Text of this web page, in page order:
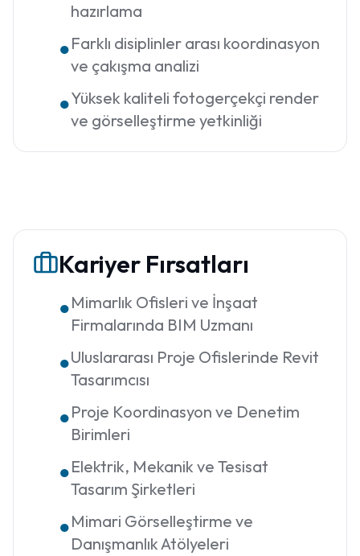
hazırlama
●Farklı disiplinler arası koordinasyon
ve çakışma analizi
●Yüksek kaliteli fotogerçekçi render
ve görselleştirme yetkinliği
Kariyer Fırsatları
●Mimarlık Ofisleri ve İnşaat
Firmalarında BIM Uzmanı
●Uluslararası Proje Ofislerinde Revit
Tasarımcısı
●Proje Koordinasyon ve Denetim
Birimleri
●Elektrik, Mekanik ve Tesisat
Tasarım Şirketleri
●Mimari Görselleştirme ve
Danışmanlık Atölyeleri